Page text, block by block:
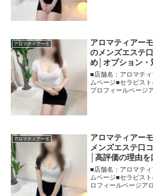
アロマティアーモ
アロマティアー
のメンズエステ
め│オプション・
っかり調査！
■店舗名：アロマテ
ムページ■セラピス
プロフィールページ
アロマティアーモ
アロマティアー
メンズエステ口
│高評価の理由
解く！
■店舗名：アロマテ
ムページ■セラピス
ロフィールページア